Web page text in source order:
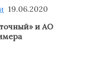
19.06.2020
и АО